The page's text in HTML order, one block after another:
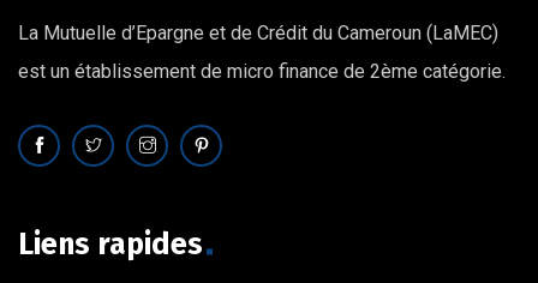
La Mutuelle d’Epargne et de Crédit du Cameroun (LaMEC)
est un établissement de micro finance de 2ème catégorie.
Liens rapides